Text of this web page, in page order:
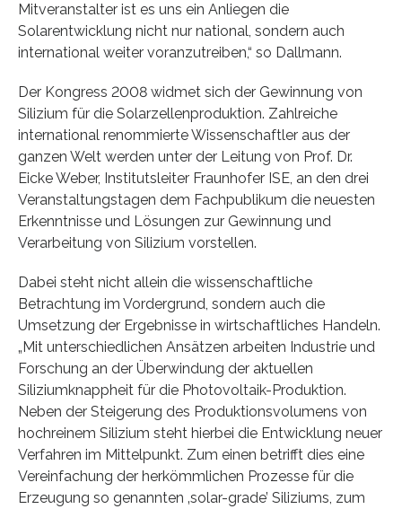
Mitveranstalter ist es uns ein Anliegen die
Solarentwicklung nicht nur national, sondern auch
international weiter voranzutreiben,“ so Dallmann.
Der Kongress 2008 widmet sich der Gewinnung von
Silizium für die Solarzellenproduktion. Zahlreiche
international renommierte Wissenschaftler aus der
ganzen Welt werden unter der Leitung von Prof. Dr.
Eicke Weber, Institutsleiter Fraunhofer ISE, an den drei
Veranstaltungstagen dem Fachpublikum die neuesten
Erkenntnisse und Lösungen zur Gewinnung und
Verarbeitung von Silizium vorstellen.
Dabei steht nicht allein die wissenschaftliche
Betrachtung im Vordergrund, sondern auch die
Umsetzung der Ergebnisse in wirtschaftliches Handeln.
„Mit unterschiedlichen Ansätzen arbeiten Industrie und
Forschung an der Überwindung der aktuellen
Siliziumknappheit für die Photovoltaik-Produktion.
Neben der Steigerung des Produktionsvolumens von
hochreinem Silizium steht hierbei die Entwicklung neuer
Verfahren im Mittelpunkt. Zum einen betrifft dies eine
Vereinfachung der herkömmlichen Prozesse für die
Erzeugung so genannten ‚solar-grade’ Siliziums, zum